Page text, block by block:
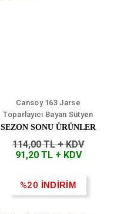
Cansoy 163 Jarse
Toparlayıcı Bayan Sütyen
SEZON SONU ÜRÜNLER
114,00 TL + KDV
91,20 TL + KDV
%20 İNDİRİM